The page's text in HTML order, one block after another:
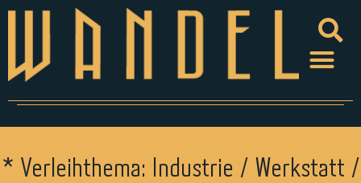
* Verleihthema: Industrie / Werkstatt /